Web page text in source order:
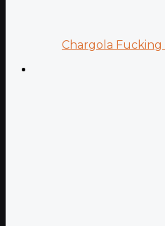
Chargola Fucking